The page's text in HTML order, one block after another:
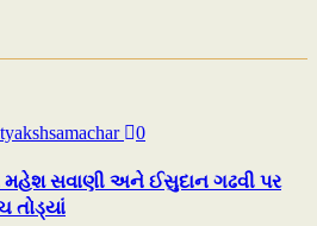
0
મહેશ સવાણી અને ઈસુદાન ગઢવી પર
તોડ્યાં